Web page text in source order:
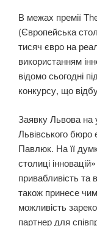
В межах премії
(Європейська
тисяч євро на
використанням
відомо сьогодні
конкурсу, що
Заявку Львова на
Львівського бюро
Павлюк. На її
столиці
привабливість та
також принесе
можливість
партнер для